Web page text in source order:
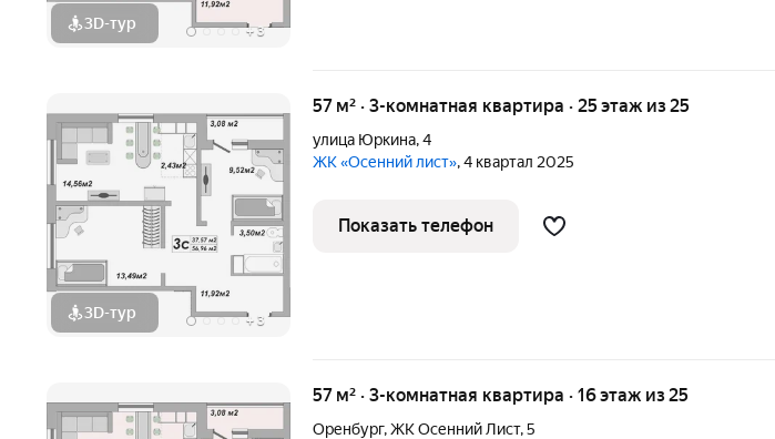
3D-тур +3
3D-тур + 3
57 м² · 3-комнатная квартира · 25 этаж из 25
улица Юркина,4
ЖК «Осенний лист», 4 квартал 2025
Показать телефон
57 м² · 3-комнатная квартира · 16 этаж из 25
Оренбург,ЖК Осенний Лист,5